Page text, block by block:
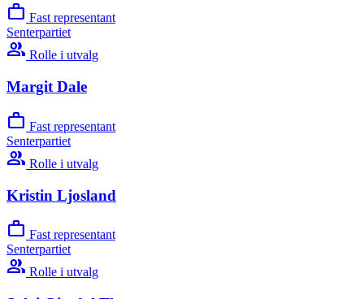
work Fast representant
Senterpartiet
group Rolle i utvalg
Margit Dale
work Fast representant
Senterpartiet
group Rolle i utvalg
Kristin Ljosland
work Fast representant
Senterpartiet
group Rolle i utvalg